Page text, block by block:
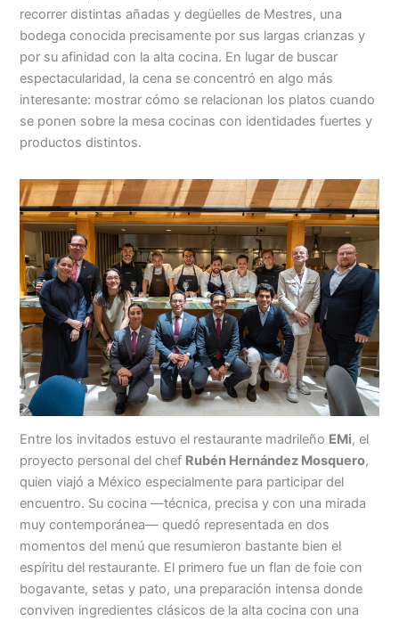
recorrer distintas añadas y degüelles de Mestres, una
bodega conocida precisamente por sus largas crianzas y
por su afinidad con la alta cocina. En lugar de buscar
espectacularidad, la cena se concentró en algo más
interesante: mostrar cómo se relacionan los platos cuando
se ponen sobre la mesa cocinas con identidades fuertes y
productos distintos.
Entre los invitados estuvo el restaurante madrileño EMi, el
proyecto personal del chef Rubén Hernández Mosquero,
quien viajó a México especialmente para participar del
encuentro. Su cocina —técnica, precisa y con una mirada
muy contemporánea— quedó representada en dos
momentos del menú que resumieron bastante bien el
espíritu del restaurante. El primero fue un flan de foie con
bogavante, setas y pato, una preparación intensa donde
conviven ingredientes clásicos de la alta cocina con una